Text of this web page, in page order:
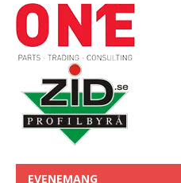
EVENEMANG